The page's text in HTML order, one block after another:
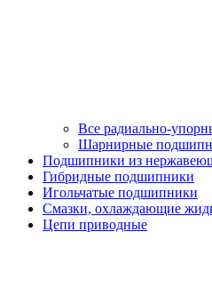
Все радиально-
Шарнирные
Подшипники из
Гибридные подшипники
Игольчатые подшипники
Смазки, охлаждающие
Цепи приводные